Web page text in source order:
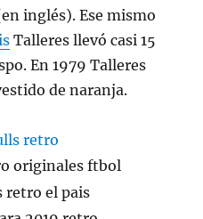
inglés). Ese mismo
Talleres llevó casi 15
En 1979 Talleres
de naranja.